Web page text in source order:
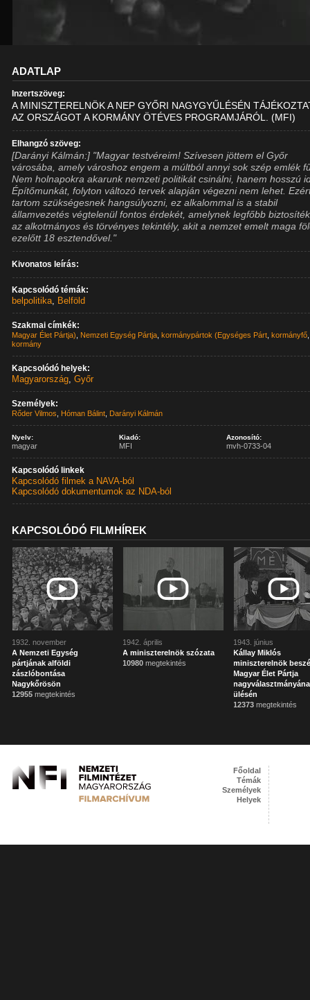
ADATLAP
Inzertszöveg:
A MINISZTERELNÖK A NEP GYŐRI NAGYGYŰLÉSÉN
AZ ORSZÁGOT A KORMÁNY ÖTÉVES PROGRAMJÁRÓL. (MFI)
Elhangzó szöveg:
[Darányi Kálmán:] "Magyar testvéreim! Szívesen jöttem el Győr
városába, amely városhoz engem a múltból annyi sok szép emlék
Nem holnapokra akarunk nemzeti politikát csinálni, hanem hosszú
Építőmunkát, folyton változó tervek alapján végezni nem lehet.
tartom szükségesnek hangsúlyozni, ez alkalommal is a stabil
államvezetés végtelenül fontos érdekét, amelynek legfőbb
az alkotmányos és törvényes tekintély, akit a nemzet emelt maga
ezelőtt 18 esztendővel."
Kivonatos leírás:
Kapcsolódó témák:
belpolitika, Belföld
Szakmai címkék:
Magyar Élet Pártja)
Nemzeti Egység Pártja ,kormánypártok (Egységes Párt ,kormányfő
kormány
Kapcsolódó helyek:
Magyarország,Győr
Személyek:
Rőder Vilmos
Hóman Bálint Darányi Kálmán
Nyelv:
magyar
Kiadó:
MFI
Azonosító:
mvh-0733-04
Kapcsolódó linkek
Kapcsolódó filmek a NAVA-ból
Kapcsolódó dokumentumok az NDA-ból
KAPCSOLÓDÓ FILMHÍREK
1932. november
A Nemzeti Egység
pártjának alföldi
zászlóbontása
Nagykőrösön
12955 megtekintés
1942. április
A miniszterelnök szózata
10980 megtekintés
1943. június
Kállay Miklós
miniszterelnök
Magyar Élet Pártja
ülésén
12373 megtekintés
Főoldal
Témák
Személyek
Helyek